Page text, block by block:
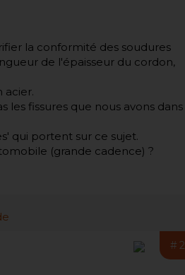
la conformité des soudures
de l'épaisseur du cordon,
acier.
les fissures que nous avons dans
qui portent sur ce sujet.
(grande cadence) ?
#2